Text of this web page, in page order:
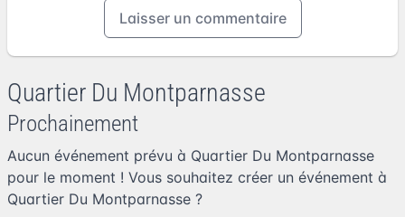
Laisser un commentaire
Quartier Du Montparnasse
Prochainement
Aucun événement prévu à Quartier Du Montparnasse
pour le moment ! Vous souhaitez créer un événement à
Quartier Du Montparnasse ?